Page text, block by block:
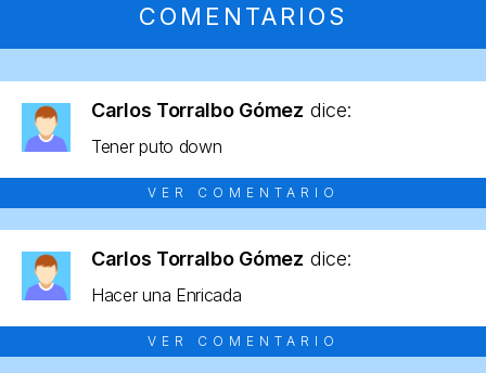
COMENTARIOS
Carlos Torralbo Gómez dice:
Tener puto down
VER COMENTARIO
Carlos Torralbo Gómez dice:
Hacer una Enricada
VER COMENTARIO